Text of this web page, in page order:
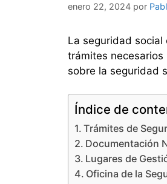
enero 22, 2024 por
La seguridad
trámites
sobre la seguridad
Índice de
Trámites de
Documentación
Lugares de
Oficina de la